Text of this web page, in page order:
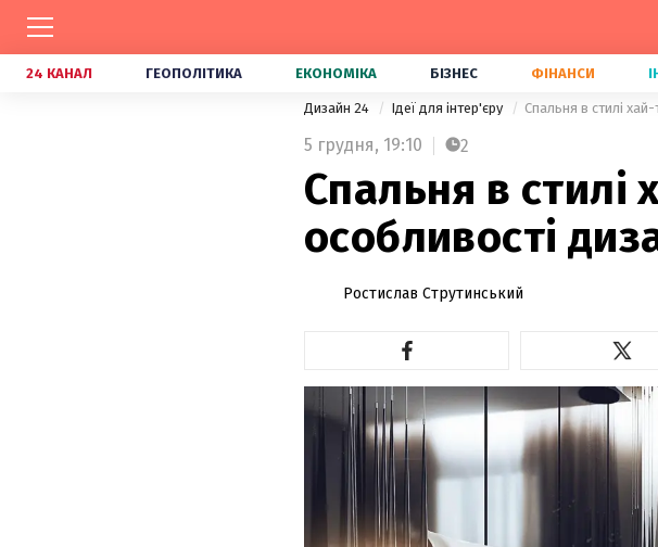
24 КАНАЛ ГЕОПОЛІТИКА ЕКОНОМІКА БІЗНЕС ФІНАНСИ
Дизайн 24 Ідеї для інтер'єру Спальня в стилі хай-
5 грудня, 19:10 2
Спальня в стилі
особливості
Ростислав Струтинський